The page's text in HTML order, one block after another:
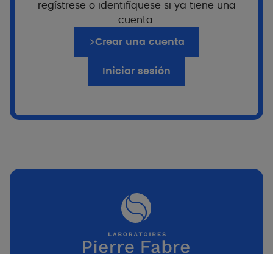
¿Para quién?
PVP Recomendado
Textura
Leche de textura untuosa.
regístrese o identifíquese si ya tiene una
cuenta.
Crear una cuenta
Iniciar sesión